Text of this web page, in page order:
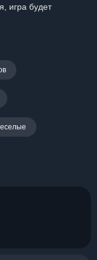
игра будет